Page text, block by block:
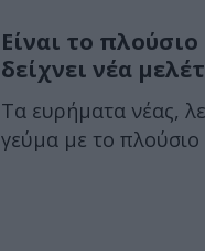
Είναι το
δείχνει νέα
Τα ευρήματα νέας,
γεύμα με το